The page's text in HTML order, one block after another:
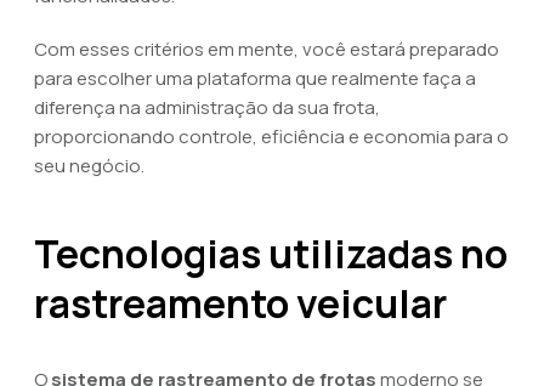
Com esses critérios em mente, você estará preparado
para escolher uma plataforma que realmente faça a
diferença na administração da sua frota,
proporcionando controle, eficiência e economia para o
seu negócio.
Tecnologias utilizadas no
rastreamento veicular
Osistema de rastreamento de frotasmoderno se